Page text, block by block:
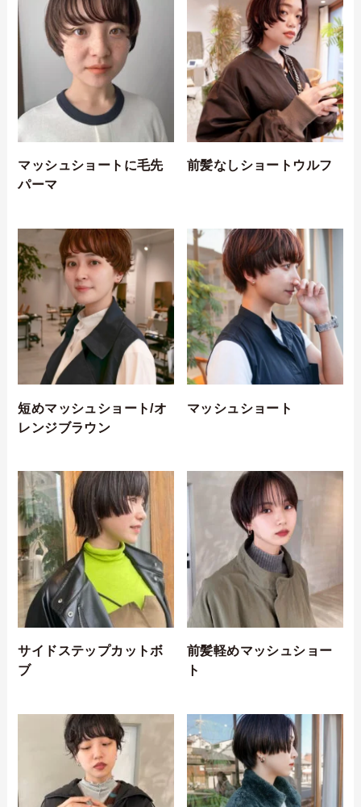
マッシュショートに毛先
パーマ
前髪なしショートウルフ
短めマッシュショート/オ
レンジブラウン
マッシュショート
サイドステップカットボ
ブ
前髪軽めマッシュショー
ト